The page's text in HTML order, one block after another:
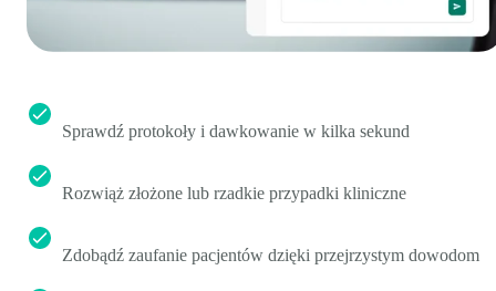
Sprawdź protokoły i dawkowanie w kilka sekund
Rozwiąż złożone lub rzadkie przypadki kliniczne
Zdobądź zaufanie pacjentów dzięki przejrzystym dowodom